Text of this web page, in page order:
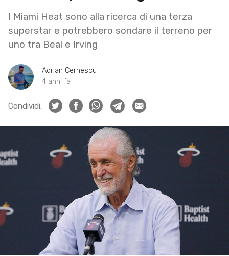
I Miami Heat sono alla ricerca di una terza
superstar e potrebbero sondare il terreno per
uno tra Beal e Irving
Adrian Cernescu
4 anni fa
Condividi: